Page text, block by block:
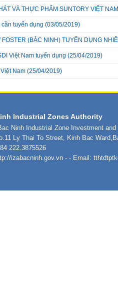
VÀ THỰC PHẨM SUNTORY VIỆT NAM
tuyển dụng (03/05/2019)
(BẮC NINH) TUYỂN DỤNG
Việt Nam tuyển dụng (25/04/2019)
Nam (25/04/2019)
Industrial Zones Authority
Ninh Industrial Zone Investment
Ly Thai To Street, Kinh Bac
222.3875526
izabacninh.gov.vn - - Email: